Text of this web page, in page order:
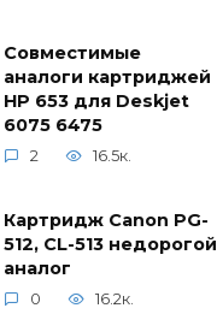
Совместимые
аналоги картриджей
HP 653 для Deskjet
6075 6475
2 16.5к.
Картридж Canon PG-
512, CL-513 недорогой
аналог
0 16.2к.